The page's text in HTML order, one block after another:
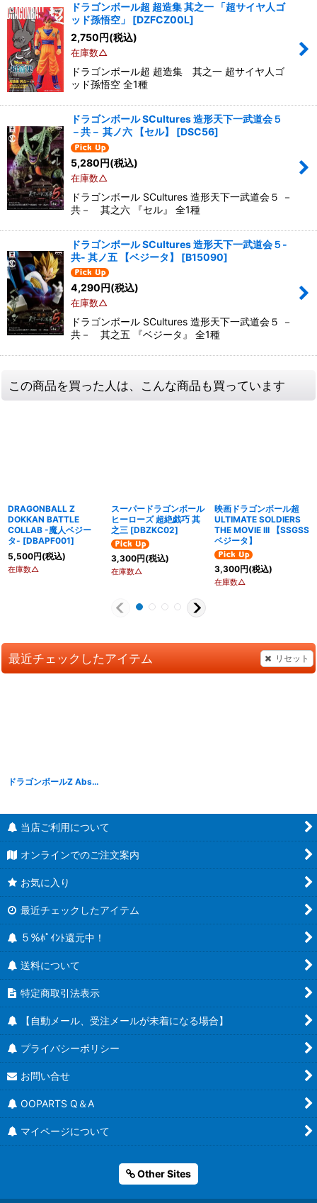
ドラゴンボール超 超造集 其之一 「超サイヤ人ゴ
ッド孫悟空」
[DZFCZ00L]
2,750円(税込)
在庫数△
ドラゴンボール超 超造集 其之一 超サイヤ人ゴ
ッド孫悟空 全1種
ドラゴンボール SCultures 造形天下一武道会５
－共－ 其ノ六 【セル】
[DSC56]
5,280円(税込)
在庫数△
ドラゴンボール SCultures 造形天下一武道会５ －
共－ 其之六 『セル』 全1種
ドラゴンボール SCultures 造形天下一武道会５-
共- 其ノ五 【ベジータ】
[B15090]
4,290円(税込)
在庫数△
ドラゴンボール SCultures 造形天下一武道会５ －
共－ 其之五 『ベジータ』 全1種
この商品を買った人は、こんな商品も買っています
DRAGONBALL Z
DOKKAN BATTLE
COLLAB -魔人ベジー
タ- [DBAPF001]
5,500円(税込)
在庫数△
スーパードラゴンボール
ヒーローズ 超絶戯巧 其
之三 [DBZKC02]
3,300円(税込)
在庫数△
映画ドラゴンボール超
ULTIMATE SOLDIERS
THE MOVIE III 【SSGSS
ベジータ】
3,300円(税込)
在庫数△
最近チェックしたアイテム リセット
ドラゴンボールZ Absolute Perfection Figure VEGETA
当店ご利用について
オンラインでのご注文案内
お気に入り
最近チェックしたアイテム
５％ﾎﾟｲﾝﾄ還元中！
送料について
特定商取引法表示
【自動メール、受注メールが未着になる場合】
プライバシーポリシー
お問い合せ
OOPARTS Q＆A
マイページについて
Other Sites